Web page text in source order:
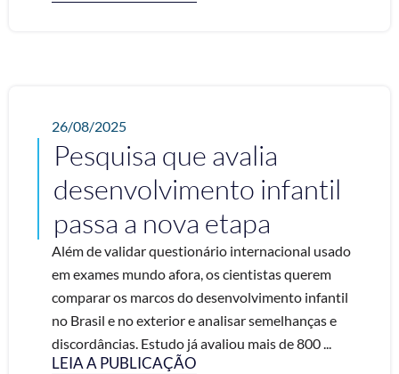
26/08/2025
Pesquisa que avalia
desenvolvimento infantil
passa a nova etapa
Além de validar questionário internacional usado
em exames mundo afora, os cientistas querem
comparar os marcos do desenvolvimento infantil
no Brasil e no exterior e analisar semelhanças e
discordâncias. Estudo já avaliou mais de 800 ...
LEIA A PUBLICAÇÃO